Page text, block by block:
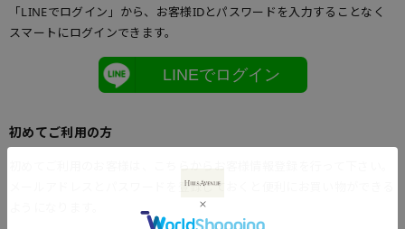
「LINEでログイン」から、お客様IDとパスワードを入力することなく
スマートにログインできます。
LINEでログイン
初めてご利用の方
初めてご利用のお客様は、こちらからお客様情報登録を行って下さい。
メールアドレスとパスワードを登録しておくと便利にお買い物ができる